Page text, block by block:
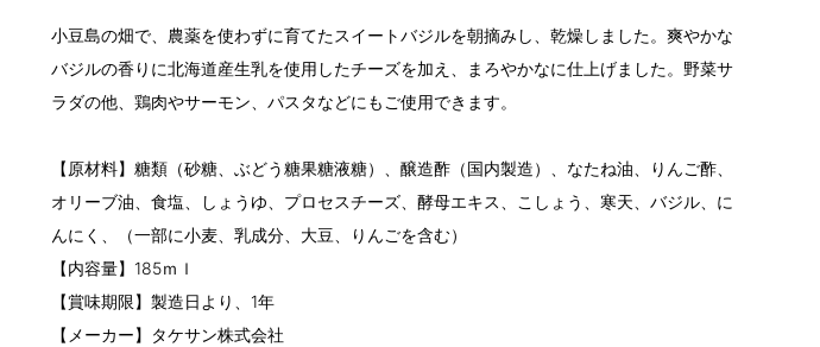
小豆島の畑で、農薬を使わずに育てたスイートバジルを朝摘みし、乾燥しました。爽やかな
バジルの香りに北海道産生乳を使用したチーズを加え、まろやかなに仕上げました。野菜サ
ラダの他、鶏肉やサーモン、パスタなどにもご使用できます。
【原材料】糖類（砂糖、ぶどう糖果糖液糖）、醸造酢（国内製造）、なたね油、りんご酢、
オリーブ油、食塩、しょうゆ、プロセスチーズ、酵母エキス、こしょう、寒天、バジル、に
んにく、（一部に小麦、乳成分、大豆、りんごを含む）
【内容量】185ｍｌ
【賞味期限】製造日より、1年
【メーカー】タケサン株式会社